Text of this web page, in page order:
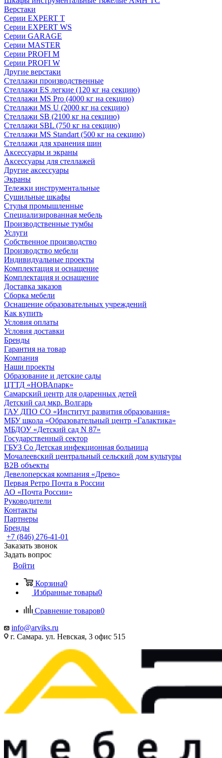
Верстаки
Серии EXPERT T
Серии EXPERT WS
Серии GARAGE
Серии MASTER
Серии PROFI M
Серии PROFI W
Другие верстаки
Стеллажи производственные
Стеллажи ES легкие (120 кг на секцию)
Стеллажи MS Pro (4000 кг на секцию)
Стеллажи MS U (2000 кг на секцию)
Стеллажи SB (2100 кг на секцию)
Стеллажи SBL (750 кг на секцию)
Стеллажи MS Standart (500 кг на секцию)
Стеллажи для хранения шин
Аксессуары и экраны
Аксессуары для стеллажей
Другие аксессуары
Экраны
Тележки инструментальные
Сушильные шкафы
Стулья промышленные
Специализированная мебель
Производственные тумбы
Услуги
Собственное производство
Производство мебели
Индивидуальные проекты
Комплектация и оснащение
Комплектация и оснащение
Доставка заказов
Сборка мебели
Оснащение образовательных учреждений
Как купить
Условия оплаты
Условия доставки
Бренды
Гарантия на товар
Компания
Наши проекты
Образование и детские сады
ЦТТД «НОВАпарк»
Самарский центр для одаренных детей
Детский сад мкр. Волгарь
ГАУ ДПО СО «Институт развития образования»
МБУ школа «Образовательный центр «Галактика»
МБДОУ «Детский сад N 87»
Государственный сектор
ГБУЗ Со Детская инфекционная больница
Мочалеевский центральный сельский дом культуры
B2B объекты
Девелоперская компания «Древо»
Первая Ретро Почта в России
АО «Почта России»
Руководители
Контакты
Партнеры
Бренды
+7 (846) 276-41-01
Заказать звонок
Задать вопрос
Войти
Корзина0
Избранные товары0
Сравнение товаров0
info@arviks.ru
г. Самара. ул. Невская, 3 офис 515